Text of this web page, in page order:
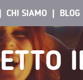
BLOG
CHI SIAMO